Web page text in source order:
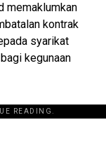
memaklumkan
kontrak
syarikat
kegunaan
READING.